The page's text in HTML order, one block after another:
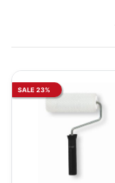
SALE 23%